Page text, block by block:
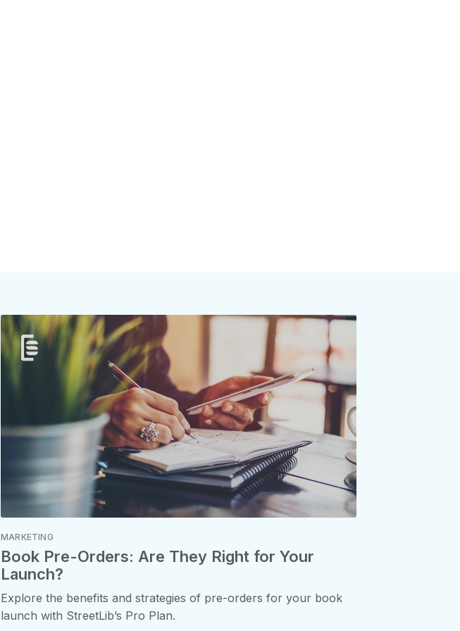
MARKETING
Book Pre-Orders: Are They Right for Your
Launch?
Explore the benefits and strategies of pre-orders for your book
launch with StreetLib’s Pro Plan.